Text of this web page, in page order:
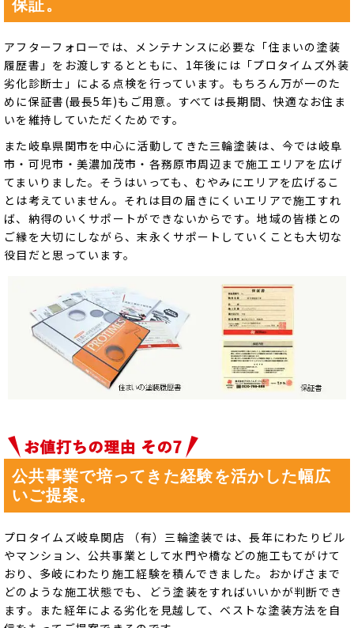
保証。
アフターフォローでは、メンテナンスに必要な「住まいの塗装
履歴書」をお渡しするとともに、1年後には「プロタイムズ外装
劣化診断士」による点検を行っています。もちろん万が一のた
めに保証書(最長5年)もご用意。すべては長期間、快適なお住ま
いを維持していただくためです。
また岐阜県関市を中心に活動してきた三輪塗装は、今では岐阜
市・可児市・美濃加茂市・各務原市周辺まで施工エリアを広げ
てまいりました。そうはいっても、むやみにエリアを広げるこ
とは考えていません。それは目の届きにくいエリアで施工すれ
ば、納得のいくサポートができないからです。地域の皆様との
ご縁を大切にしながら、末永くサポートしていくことも大切な
役目だと思っています。
公共事業で培ってきた経験を活かした幅広
いご提案。
プロタイムズ岐阜関店 （有）三輪塗装では、長年にわたりビル
やマンション、公共事業として水門や橋などの施工もてがけて
おり、多岐にわたり施工経験を積んできました。おかげさまで
どのような施工状態でも、どう塗装をすればいいかが判断でき
ます。また経年による劣化を見越して、ベストな塗装方法を自